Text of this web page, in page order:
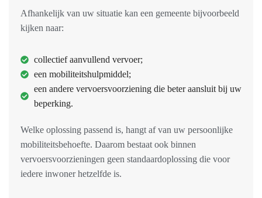
Afhankelijk van uw situatie kan een gemeente bijvoorbeeld
kijken naar:
collectief aanvullend vervoer;
een mobiliteitshulpmiddel;
een andere vervoersvoorziening die beter aansluit bij uw
beperking.
Welke oplossing passend is, hangt af van uw persoonlijke
mobiliteitsbehoefte. Daarom bestaat ook binnen
vervoersvoorzieningen geen standaardoplossing die voor
iedere inwoner hetzelfde is.